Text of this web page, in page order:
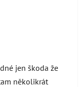
jen škoda že
několikrát